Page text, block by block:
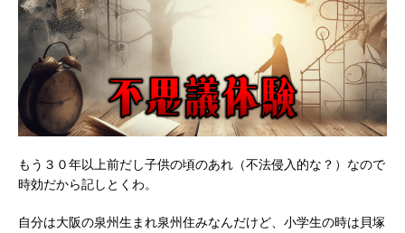
もう３０年以上前だし子供の頃のあれ（不法侵入的な？）なので
時効だから記しとくわ。
自分は大阪の泉州生まれ泉州住みなんだけど、小学生の時は貝塚